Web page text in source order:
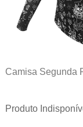
Camisa Segunda
Produto